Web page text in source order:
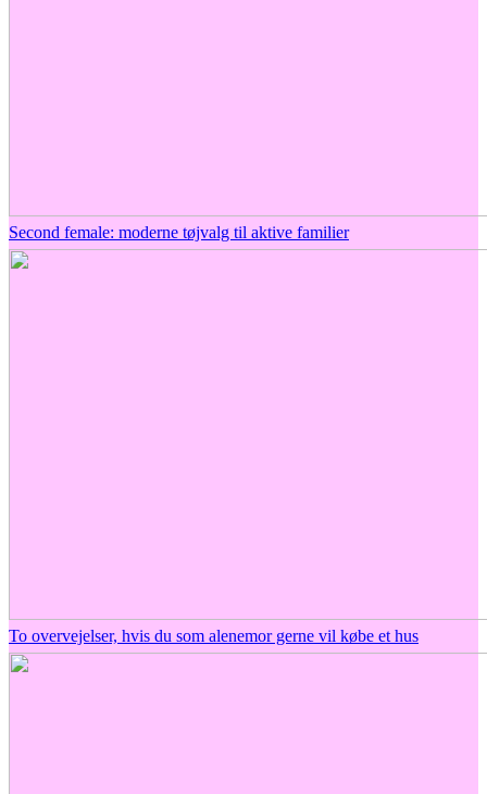
Second female: moderne tøjvalg til aktive familier
To overvejelser, hvis du som alenemor gerne vil købe et hus